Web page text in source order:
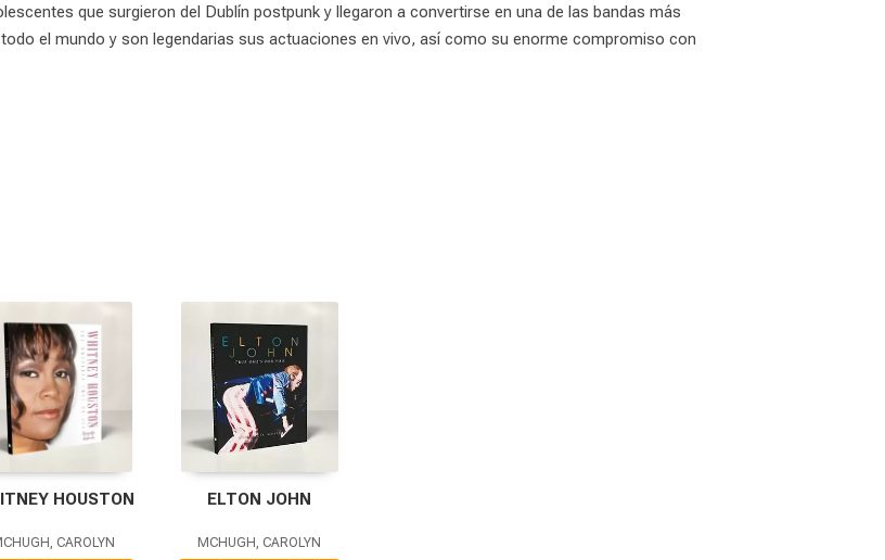
que surgieron del Dublín postpunk y llegaron a convertirse en una de las bandas más
el mundo y son legendarias sus actuaciones en vivo, así como su enorme compromiso con
HOUSTON
CAROLYN
ELTON JOHN
MCHUGH, CAROLYN